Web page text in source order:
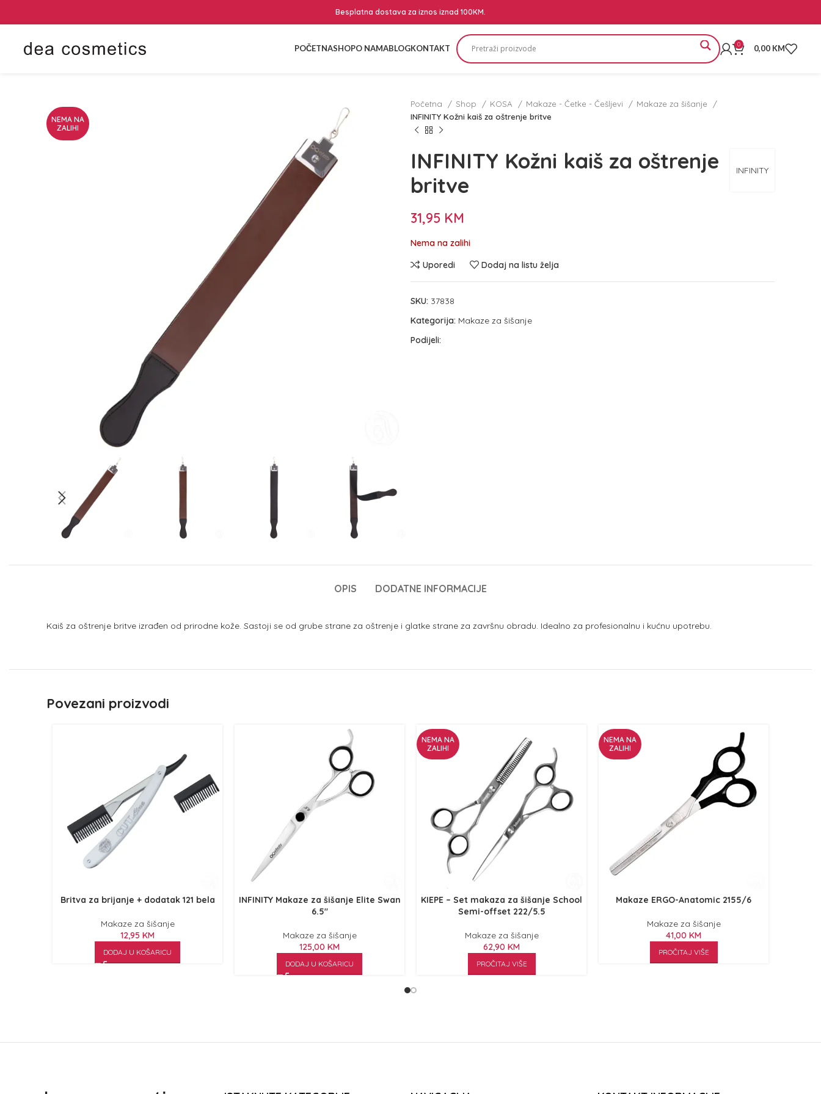
Besplatna dostava za iznos iznad 100KM.
POČETNASHOPO NAMABLOGKONTAKT 0 0,00 KM
NEMA NA
ZALIHI
Početna Shop KOSA Makaze - Četke - Češljevi
Makaze za šišanje
INFINITY Kožni kaiš za oštrenje britve
INFINITY
INFINITY Kožni kaiš za oštrenje
britve
31,95 KM
Nema na zalihi
Uporedi
Dodaj na listu želja
SKU: 37838
Kategorija: Makaze za šišanje
Podijeli:
OPIS DODATNE INFORMACIJE
Kaiš za oštrenje britve izrađen od prirodne kože. Sastoji se od grube strane za oštrenje i glatke strane za završnu obradu. Idealno za profesionalnu i kućnu upotrebu.
Povezani proizvodi
Britva za brijanje + dodatak 121 bela
Makaze za šišanje
12,95 KM
DODAJ U KOŠARICU
INFINITY Makaze za šišanje Elite Swan
6.5″
Makaze za šišanje
125,00 KM
DODAJ U KOŠARICU
NEMA NA
ZALIHI
KIEPE – Set makaza za šišanje School
Semi-offset 222/5.5
Makaze za šišanje
62,90 KM
PROČITAJ VIŠE
NEMA NA
ZALIHI
Makaze ERGO-Anatomic 2155/6
Makaze za šišanje
41,00 KM
PROČITAJ VIŠE